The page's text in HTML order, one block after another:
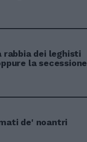
rabbia dei leghisti
la secessione
de' noantri